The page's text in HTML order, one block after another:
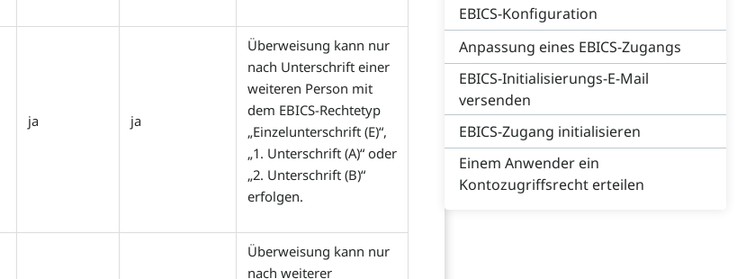
ja ja
Überweisung kann nur
nach Unterschrift einer
weiteren Person mit
dem EBICS-Rechtetyp
„Einzelunterschrift (E)“,
„1. Unterschrift (A)“ oder
„2. Unterschrift (B)“
erfolgen.
Überweisung kann nur
nach weiterer
EBICS-Konfiguration
Anpassung eines EBICS-Zugangs
EBICS-Initialisierungs-E-Mail
versenden
EBICS-Zugang initialisieren
Einem Anwender ein
Kontozugriffsrecht erteilen